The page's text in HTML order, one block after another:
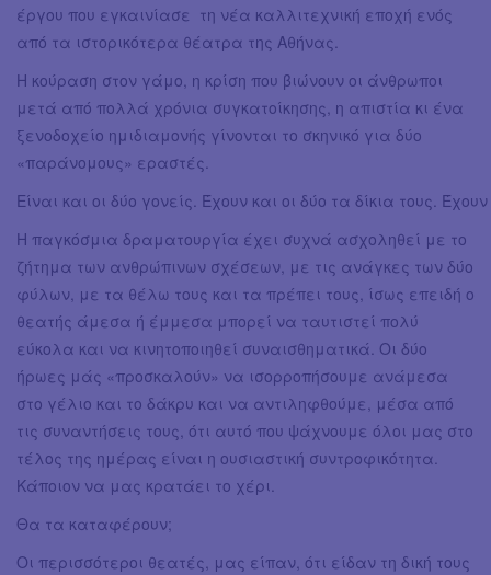
έργου που εγκαινίασε τη νέα καλλιτεχνική εποχή ενός
από τα ιστορικότερα θέατρα της Αθήνας.
Η κούραση στον γάμο, η κρίση που βιώνουν οι άνθρωποι
μετά από πολλά χρόνια συγκατοίκησης, η απιστία κι ένα
ξενοδοχείο ημιδιαμονής γίνονται το σκηνικό για δύο
«παράνομους» εραστές.
Είναι και οι δύο γονείς. Έχουν και οι δύο τα δίκια τους.
Η παγκόσμια δραματουργία έχει συχνά ασχοληθεί με το
ζήτημα των ανθρώπινων σχέσεων, με τις ανάγκες των δύο
φύλων, με τα θέλω τους και τα πρέπει τους, ίσως επειδή ο
θεατής άμεσα ή έμμεσα μπορεί να ταυτιστεί πολύ
εύκολα και να κινητοποιηθεί συναισθηματικά. Οι δύο
ήρωες μάς «προσκαλούν» να ισορροπήσουμε ανάμεσα
στο γέλιο και το δάκρυ και να αντιληφθούμε, μέσα από
τις συναντήσεις τους, ότι αυτό που ψάχνουμε όλοι μας στο
τέλος της ημέρας είναι η ουσιαστική συντροφικότητα.
Κάποιον να μας κρατάει το χέρι.
Θα τα καταφέρουν;
Οι περισσότεροι θεατές, μας είπαν, ότι είδαν τη δική τους